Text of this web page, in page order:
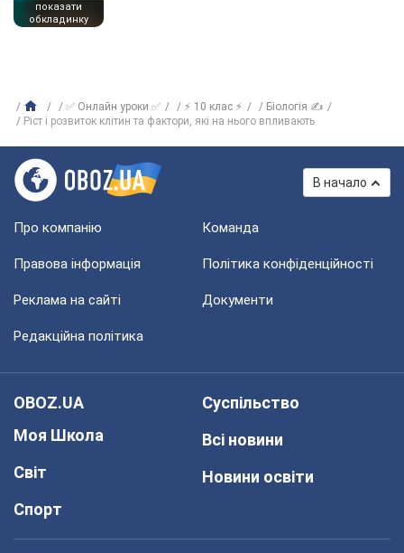
показати
обкладинку
✅ Онлайн уроки ✅ ⚡ 10 клас ⚡
Біологія ✍
Ріст і розвиток клітин та фактори, які на нього впливають
В начало
Про компанію Команда
Правова інформація Політика конфіденційності
Реклама на сайті Документи
Редакційна політика
OBOZ.UA
Моя Школа
Світ
Спорт
Суспільство
Всі новини
Новини освіти